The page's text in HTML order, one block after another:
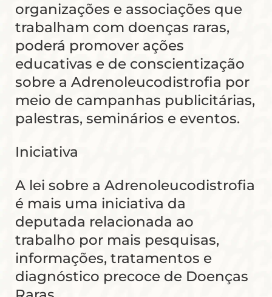
organizações e associações que
trabalham com doenças raras,
poderá promover ações
educativas e de conscientização
sobre a Adrenoleucodistrofia por
meio de campanhas publicitárias,
palestras, seminários e eventos.
Iniciativa
A lei sobre a Adrenoleucodistrofia
é mais uma iniciativa da
deputada relacionada ao
trabalho por mais pesquisas,
informações, tratamentos e
diagnóstico precoce de Doenças